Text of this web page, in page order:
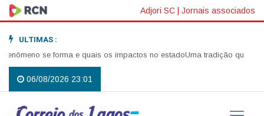
Adjori SC | Jornais associados
ULTIMAS :
se forma e quais os impactos no estadoUma tradição que voltou a
06/08/2026 23:01